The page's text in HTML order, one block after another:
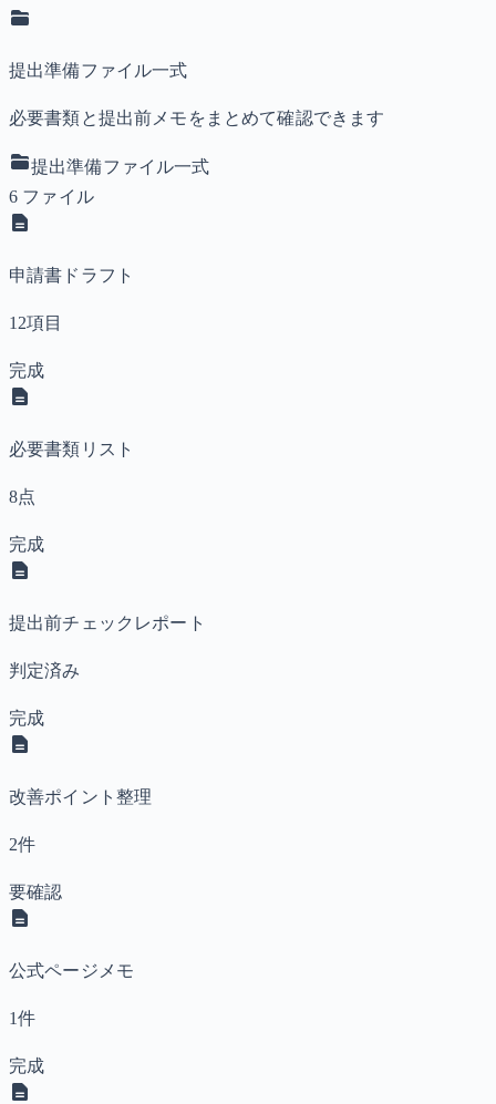
提出準備ファイル一式
必要書類と提出前メモをまとめて確認できます
提出準備ファイル一式
6 ファイル
申請書ドラフト
12項目
完成
必要書類リスト
8点
完成
提出前チェックレポート
判定済み
完成
改善ポイント整理
2件
要確認
公式ページメモ
1件
完成